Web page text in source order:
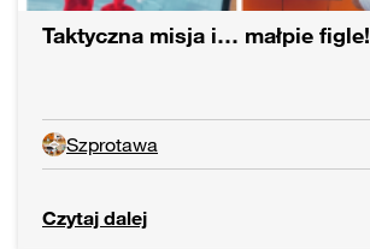
Taktyczna misja i… małpie figle!
Szprotawa
Czytaj dalej